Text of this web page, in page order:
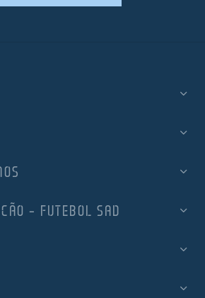
– FUTEBOL SAD